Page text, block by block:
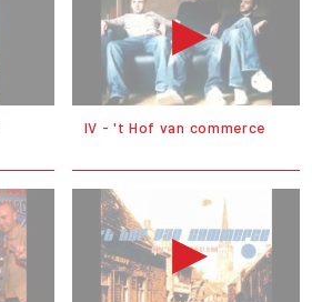
IV - 't Hof van commerce